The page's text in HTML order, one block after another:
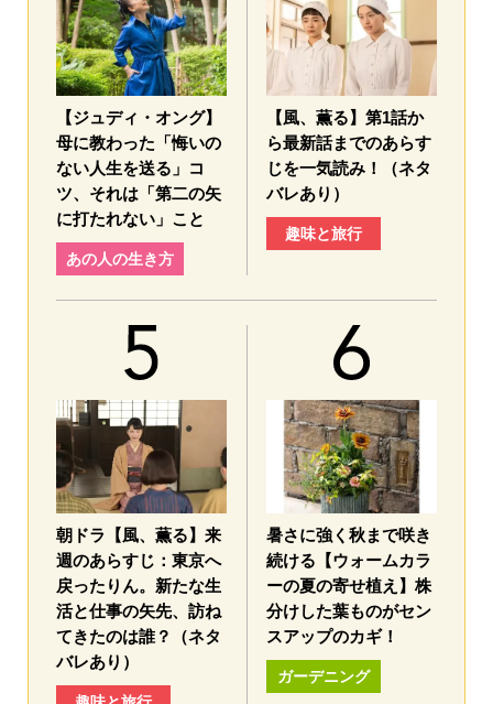
【ジュディ・オング】
母に教わった「悔いの
ない人生を送る」コ
ツ、それは「第二の矢
に打たれない」こと
あの人の生き方
【風、薫る】第1話か
ら最新話までのあらす
じを一気読み！（ネタ
バレあり）
趣味と旅行
朝ドラ【風、薫る】来
週のあらすじ：東京へ
戻ったりん。新たな生
活と仕事の矢先、訪ね
てきたのは誰？（ネタ
バレあり）
暑さに強く秋まで咲き
続ける【ウォームカラ
ーの夏の寄せ植え】株
分けした葉ものがセン
スアップのカギ！
ガーデニング